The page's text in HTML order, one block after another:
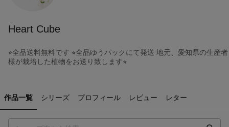
Heart Cube
⭐︎全品送料無料です ⭐︎全品ゆうパックにて発送 地元、愛知県の生産者
様が栽培した植物をお送り致します⭐︎
作品一覧 シリーズ プロフィール レビュー レター